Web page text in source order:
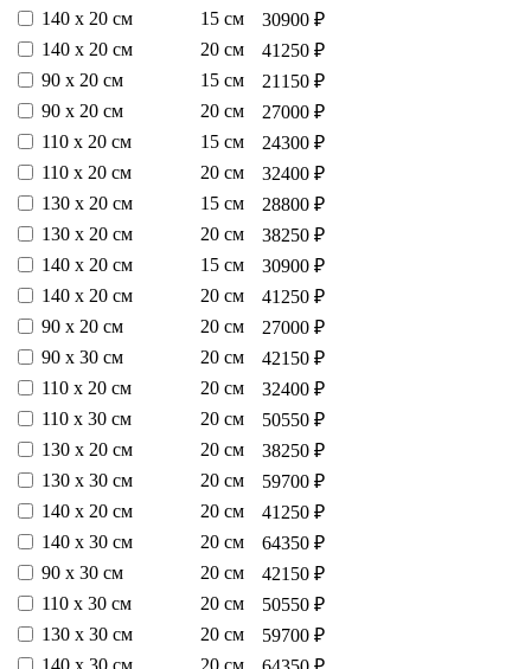
140 х 20 см
15 см
30900 ₽
140 х 20 см
20 см
41250 ₽
90 х 20 см
15 см
21150 ₽
90 х 20 см
20 см
27000 ₽
110 х 20 см
15 см
24300 ₽
110 х 20 см
20 см
32400 ₽
130 х 20 см
15 см
28800 ₽
130 х 20 см
20 см
38250 ₽
140 х 20 см
15 см
30900 ₽
140 х 20 см
20 см
41250 ₽
90 х 20 см
20 см
27000 ₽
90 х 30 см
20 см
42150 ₽
110 х 20 см
20 см
32400 ₽
110 х 30 см
20 см
50550 ₽
130 х 20 см
20 см
38250 ₽
130 х 30 см
20 см
59700 ₽
140 х 20 см
20 см
41250 ₽
140 х 30 см
20 см
64350 ₽
90 х 30 см
20 см
42150 ₽
110 х 30 см
20 см
50550 ₽
130 х 30 см
20 см
59700 ₽
140 х 30 см
20 см